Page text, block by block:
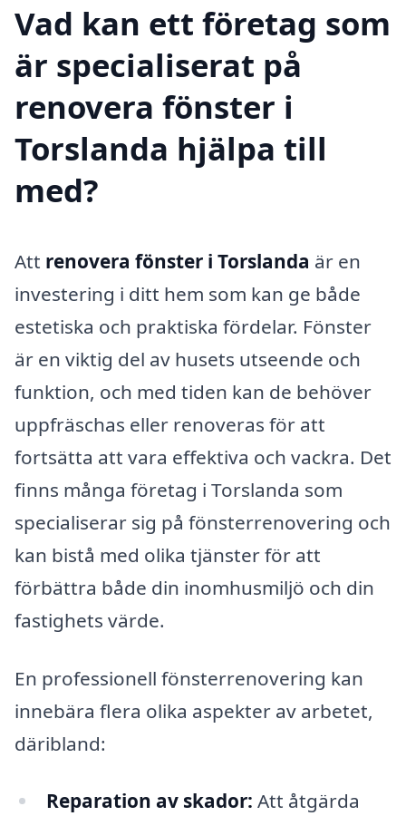
Vad kan ett företag som
är specialiserat på
renovera fönster i
Torslanda hjälpa till
med?
Att renovera fönster i Torslanda är en
investering i ditt hem som kan ge både
estetiska och praktiska fördelar. Fönster
är en viktig del av husets utseende och
funktion, och med tiden kan de behöver
uppfräschas eller renoveras för att
fortsätta att vara effektiva och vackra. Det
finns många företag i Torslanda som
specialiserar sig på fönsterrenovering och
kan bistå med olika tjänster för att
förbättra både din inomhusmiljö och din
fastighets värde.
En professionell fönsterrenovering kan
innebära flera olika aspekter av arbetet,
däribland:
Reparation av skador: Att åtgärda